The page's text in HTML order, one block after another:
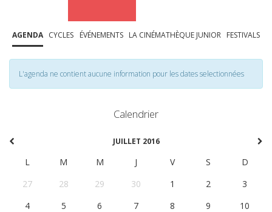
AGENDA CYCLES ÉVÉNEMENTS LA CINÉMATHÈQUE JUNIOR FESTIVALS
L'agenda ne contient aucune information pour les dates selectionnées
Calendrier
JUILLET 2016
L M M J V S
D
27
28 29 30 1 2
3
4
5 6 7 8 9
10